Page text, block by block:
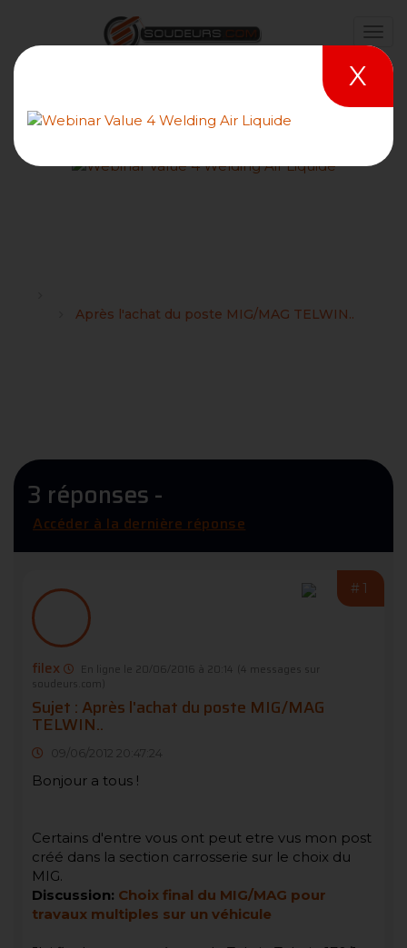
Après l'achat du poste MIG/MAG TELWIN..
3 réponses -
Accéder à la dernière réponse
#1
filex En ligne le 20/06/2016 à 20:14
(4 messages sur
soudeurs.com)
Sujet : Après l'achat du poste MIG/MAG
TELWIN..
09/06/2012 20:47:24
Bonjour a tous !
Certains d'entre vous ont peut etre vus mon post
créé dans la section carrosserie sur le choix du
MIG.
Discussion: Choix final du MIG/MAG pour
travaux multiples sur un véhicule
X